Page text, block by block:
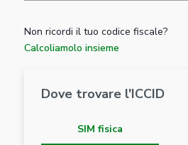
Non ricordi il tuo codice fiscale?
Calcoliamolo insieme
Dove trovare l'ICCID
SIM fisica